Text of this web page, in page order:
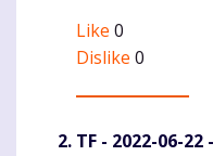
Like 0
Dislike 0
TF - 2022-06-22